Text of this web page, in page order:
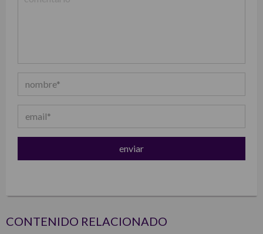
CONTENIDO RELACIONADO